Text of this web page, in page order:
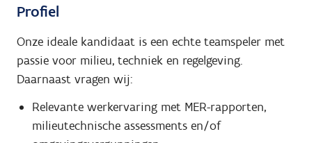
Profiel
Onze ideale kandidaat is een echte teamspeler met
passie voor milieu, techniek en regelgeving.
Daarnaast vragen wij:
Relevante werkervaring met MER-rapporten,
milieutechnische assessments en/of